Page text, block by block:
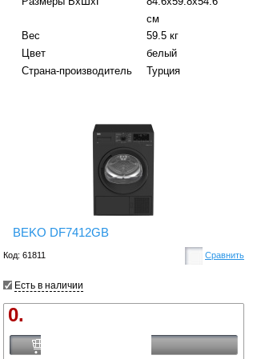
см
Вес
59.5 кг
Цвет
белый
Страна-производитель
Турция
BEKO DF7412GB
Код: 61811 Сравнить
Есть в наличии
0.